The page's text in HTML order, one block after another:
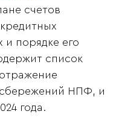
счетов
и порядке его
список
НПФ, и
года.